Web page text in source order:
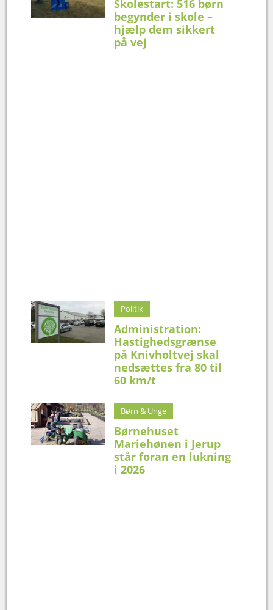
Skolestart: 516 børn
begynder i skole –
hjælp dem sikkert
på vej
Politik
Administration:
Hastighedsgrænse
på Knivholtvej skal
nedsættes fra 80 til
60 km/t
Børn & Unge
Børnehuset
Mariehønen i Jerup
står foran en lukning
i 2026